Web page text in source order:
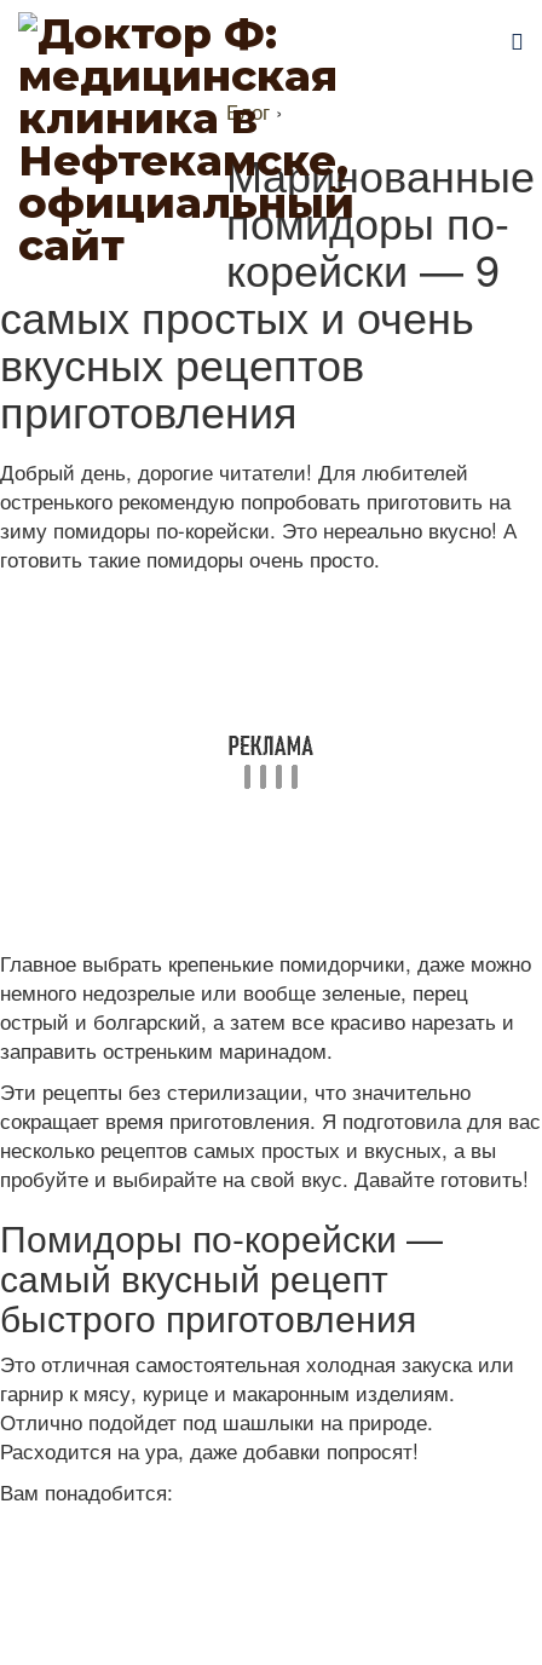
Блог ›
Маринованные
помидоры по-
корейски — 9
самых простых и очень
вкусных рецептов
приготовления
Добрый день, дорогие читатели! Для любителей
остренького рекомендую попробовать приготовить на
зиму помидоры по-корейски. Это нереально вкусно! А
готовить такие помидоры очень просто.
Главное выбрать крепенькие помидорчики, даже можно
немного недозрелые или вообще зеленые, перец
острый и болгарский, а затем все красиво нарезать и
заправить остреньким маринадом.
Эти рецепты без стерилизации, что значительно
сокращает время приготовления. Я подготовила для вас
несколько рецептов самых простых и вкусных, а вы
пробуйте и выбирайте на свой вкус. Давайте готовить!
Помидоры по-корейски —
самый вкусный рецепт
быстрого приготовления
Это отличная самостоятельная холодная закуска или
гарнир к мясу, курице и макаронным изделиям.
Отлично подойдет под шашлыки на природе.
Расходится на ура, даже добавки попросят!
Вам понадобится: